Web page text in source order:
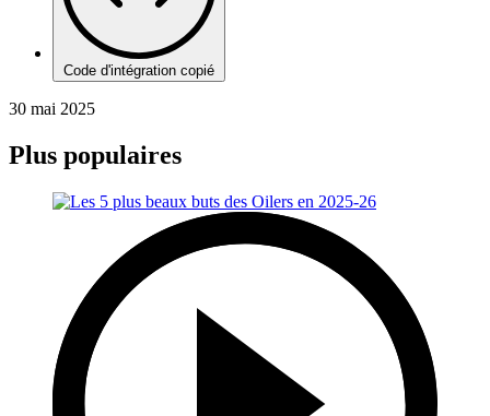
Code d'intégration copié
30 mai 2025
Plus populaires